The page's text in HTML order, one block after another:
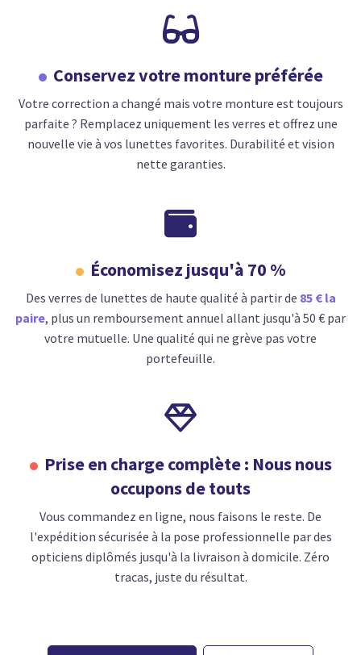

Conservez votre monture préférée
Votre correction a changé mais votre monture est toujours
parfaite ? Remplacez uniquement les verres et offrez une
nouvelle vie à vos lunettes favorites. Durabilité et vision
nette garanties.

Économisez jusqu'à 70 %
Des verres de lunettes de haute qualité à partir de 85 € la
paire, plus un remboursement annuel allant jusqu'à 50 € par
votre mutuelle. Une qualité qui ne grève pas votre
portefeuille.

Prise en charge complète : Nous nous
occupons de touts
Vous commandez en ligne, nous faisons le reste. De
l'expédition sécurisée à la pose professionnelle par des
opticiens diplômés jusqu'à la livraison à domicile. Zéro
tracas, juste du résultat.